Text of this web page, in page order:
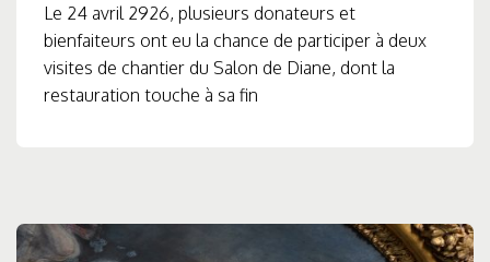
Le 24 avril 2926, plusieurs donateurs et
bienfaiteurs ont eu la chance de participer à deux
visites de chantier du Salon de Diane, dont la
restauration touche à sa fin